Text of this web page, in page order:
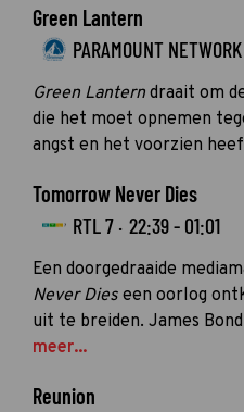
Green Lantern
PARAMOUNT NETWORK
Green Lantern draait om
die het moet opnemen
angst en het voorzien
Tomorrow Never Dies
RTL 7 · 22:39 - 01:01
Een doorgedraaide
Never Dies een oorlog
uit te breiden. James
meer...
Reunion